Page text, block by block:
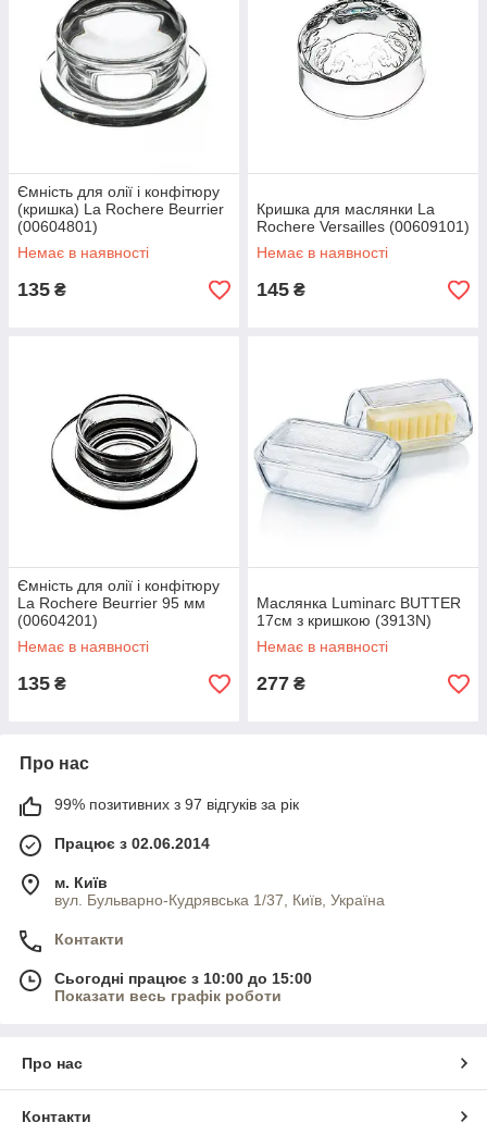
Ємність для олії і конфітюру
(кришка) La Rochere Beurrier
(00604801)
Немає в наявності
135 ₴
Кришка для маслянки La
Rochere Versailles (00609101)
Немає в наявності
145 ₴
Ємність для олії і конфітюру
La Rochere Beurrier 95 мм
(00604201)
Немає в наявності
135 ₴
Маслянка Luminarc BUTTER
17см з кришкою (3913N)
Немає в наявності
277 ₴
Про нас
99% позитивних з 97 відгуків за рік
Працює з 02.06.2014
м. Київ
вул. Бульварно-Кудрявська 1/37, Київ, Україна
Контакти
Сьогодні працює з 10:00 до 15:00
Показати весь графік роботи
Про нас
Контакти